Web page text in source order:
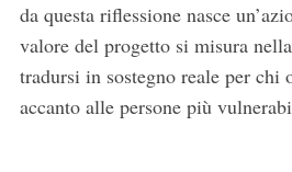
da questa riflessione nasce
valore del progetto si misura
tradursi in sostegno reale per chi
accanto alle persone più